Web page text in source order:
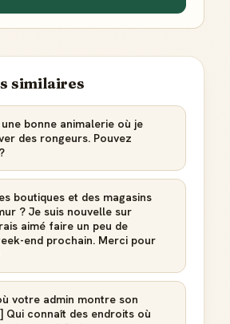
similaires
bonne animalerie où je
des rongeurs. Pouvez
boutiques et des magasins
? Je suis nouvelle sur
aimé faire un peu de
end prochain. Merci pour
votre admin montre son
Qui connaît des endroits où
réputation
locale
quand ton avis aide quelqu'un
mon compte Guide